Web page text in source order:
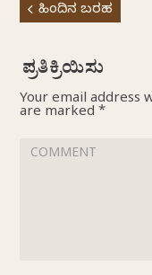
ಹಿಂದಿನ ಬರಹ
Your email address
are marked*